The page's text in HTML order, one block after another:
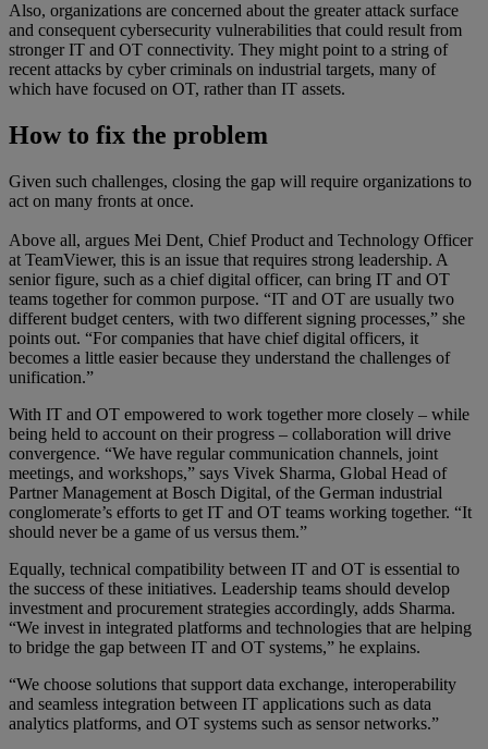
Also, organizations are concerned about the greater attack surface
and consequent cybersecurity vulnerabilities that could result from
stronger IT and OT connectivity. They might point to a string of
recent attacks by cyber criminals on industrial targets, many of
which have focused on OT, rather than IT assets.
How to fix the problem
Given such challenges, closing the gap will require organizations to
act on many fronts at once.
Above all, argues Mei Dent, Chief Product and Technology Officer
at TeamViewer, this is an issue that requires strong leadership. A
senior figure, such as a chief digital officer, can bring IT and OT
teams together for common purpose. “IT and OT are usually two
different budget centers, with two different signing processes,” she
points out. “For companies that have chief digital officers, it
becomes a little easier because they understand the challenges of
unification.”
With IT and OT empowered to work together more closely – while
being held to account on their progress – collaboration will drive
convergence. “We have regular communication channels, joint
meetings, and workshops,” says Vivek Sharma, Global Head of
Partner Management at Bosch Digital, of the German industrial
conglomerate’s efforts to get IT and OT teams working together. “It
should never be a game of us versus them.”
Equally, technical compatibility between IT and OT is essential to
the success of these initiatives. Leadership teams should develop
investment and procurement strategies accordingly, adds Sharma.
“We invest in integrated platforms and technologies that are helping
to bridge the gap between IT and OT systems,” he explains.
“We choose solutions that support data exchange, interoperability
and seamless integration between IT applications such as data
analytics platforms, and OT systems such as sensor networks.”